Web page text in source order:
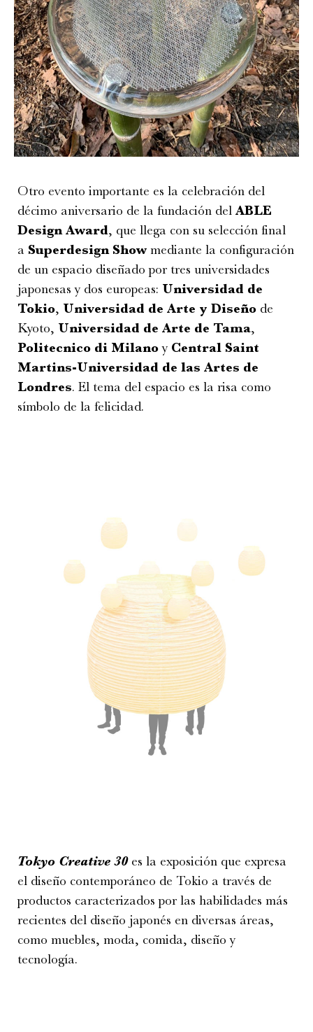
Otro evento importante es la celebración del
décimo aniversario de la fundación del ABLE
Design Award, que llega con su selección final
a Superdesign Show mediante la configuración
de un espacio diseñado por tres universidades
japonesas y dos europeas: Universidad de
Tokio, Universidad de Arte y Diseño de
Kyoto, Universidad de Arte de Tama,
Politecnico di Milanoy Central Saint
Martins-Universidad de las Artes de
Londres. El tema del espacio es la risa como
símbolo de la felicidad.
Tokyo Creative 30 es la exposición que expresa
el diseño contemporáneo de Tokio a través de
productos caracterizados por las habilidades más
recientes del diseño japonés en diversas áreas,
como muebles, moda, comida, diseño y
tecnología.